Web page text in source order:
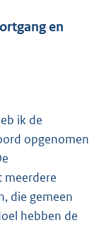
en
ik de
opgenomen
meerdere
die gemeen
hebben de